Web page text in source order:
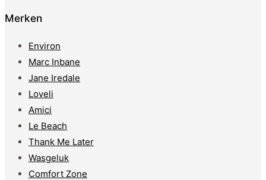
Merken
Environ
Marc Inbane
Jane Iredale
Loveli
Amici
Le Beach
Thank Me Later
Wasgeluk
Comfort Zone